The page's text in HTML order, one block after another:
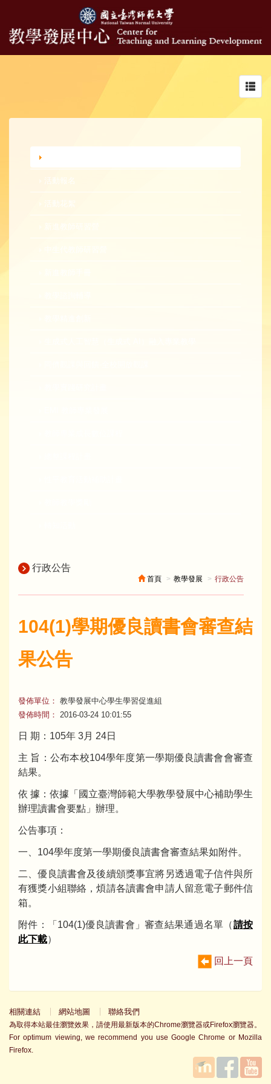
活動報名
活動花絮
新進教師研習營
行政公告
首頁 教學發展 行政公告
104(1)學期優良讀書會審查結
果公告
發佈單位： 教學發展中心學生學習促進組
發佈時間：
2016-03-24 10:01:55
日 期：105年 3月 24日
主 旨：公布本校104學年度第一學期優良讀書會會審查
結果。
依 據：依據「國立臺灣師範大學教學發展中心補助學生
辦理讀書會要點」辦理。
公告事項：
一、104學年度第一學期優良讀書會審查結果如附件。
二、優良讀書會及後續頒獎事宜將另透過電子信件與所
有獲獎小組聯絡，煩請各讀書會申請人留意電子郵件信
箱。
附件：「104(1)優良讀書會」審查結果通過名單（請按
此下載）
回上一頁
相關連結 網站地圖 聯絡我們
為取得本站最佳瀏覽效果，請使用最新版本的Chrome瀏覽器或Firefox瀏覽器。
For optimum viewing, we recommend you use Google Chrome or Mozilla
Firefox.